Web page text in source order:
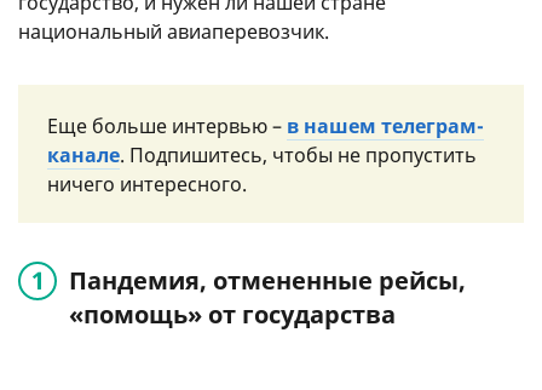
национальный авиаперевозчик.
Еще больше интервью – в нашем телеграм-
канале. Подпишитесь, чтобы не пропустить
ничего интересного.
Пандемия, отмененные рейсы,
«помощь» от государства